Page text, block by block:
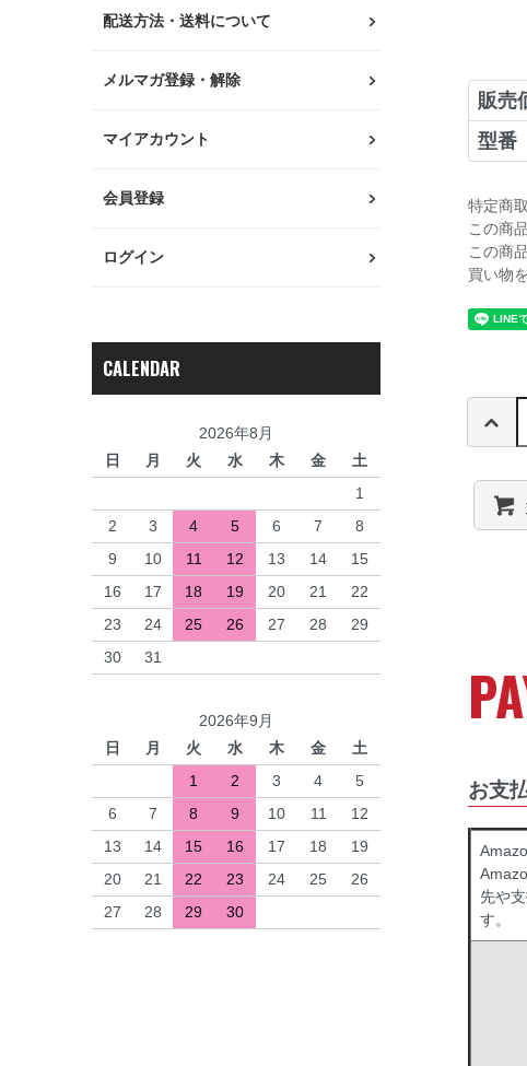
販売
型番
特定商
この商
この商
買い物
お支
先や
す。
配送方法・送料について
メルマガ登録・解除
マイアカウント
会員登録
ログイン
CALENDAR
2026年8月
日
月 火 水 木 金
土
1
2
3 4 5 6 7
8
9
10 11 12 13 14
15
16
17 18 19 20 21
22
23
24 25 26 27 28
29
30
31
2026年9月
日
月 火 水 木 金
土
1
2 3 4
5
6
7 8 9 10 11
12
13
14 15 16 17 18
19
20
21 22 23 24 25
26
27
28 29 30